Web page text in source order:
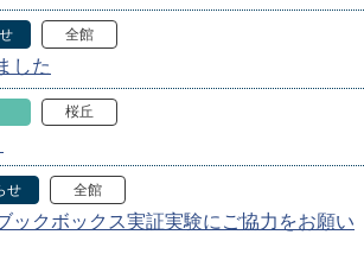
全館
した
桜丘
せ 全館
ックボックス実証実験にご協力をお願い